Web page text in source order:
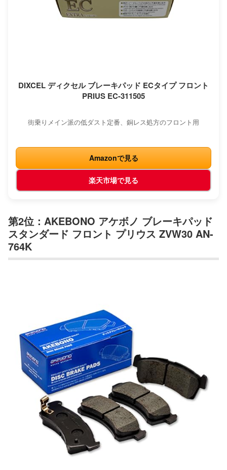
DIXCEL ディクセル ブレーキパッド ECタイプ フロント
PRIUS EC-311505
街乗りメイン派の低ダスト定番、銅レス処方のフロント用
Amazonで見る
楽天市場で見る
第2位：AKEBONO アケボノ ブレーキパッド
スタンダード フロント プリウス ZVW30 AN-
764K